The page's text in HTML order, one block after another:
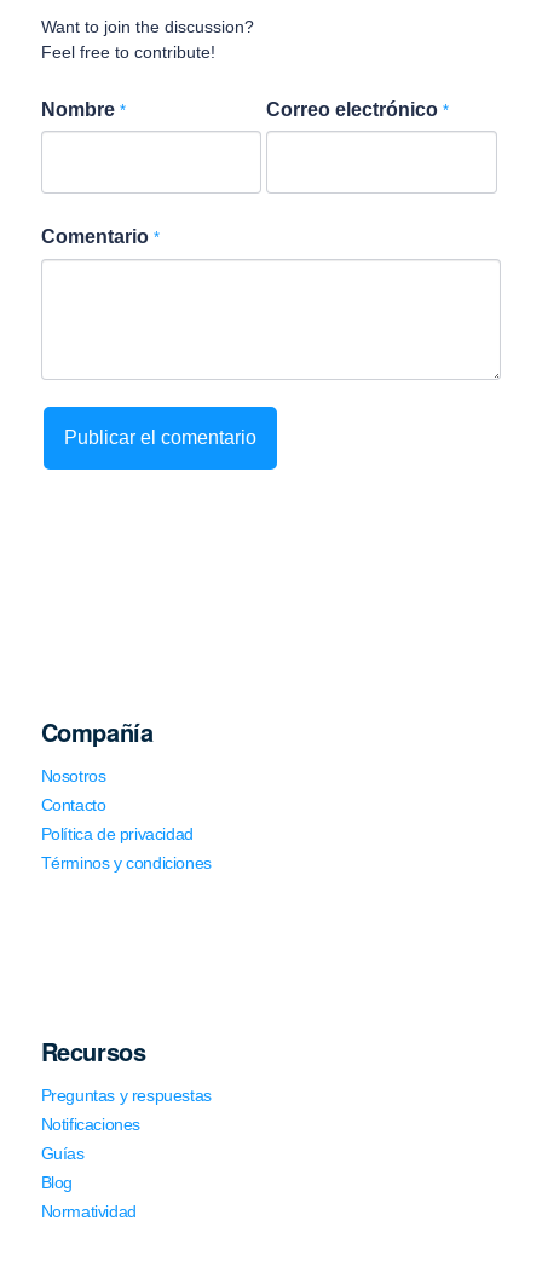
Want to join the discussion?
Feel free to contribute!
Nombre * Correo electrónico*
Comentario *
Compañía
Nosotros
Contacto
Política de privacidad
Términos y condiciones
Recursos
Preguntas y respuestas
Notificaciones
Guías
Blog
Normatividad